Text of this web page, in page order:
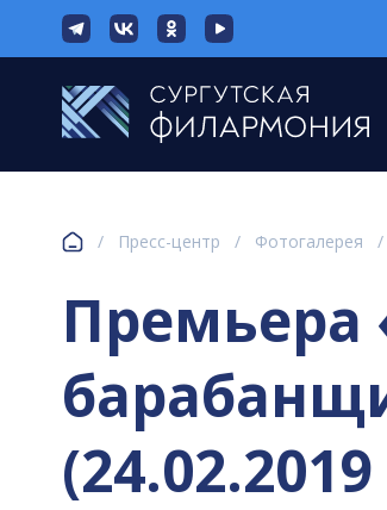
/ Пресс-центр / Фотогалерея /
Премьера
(24.02.2019